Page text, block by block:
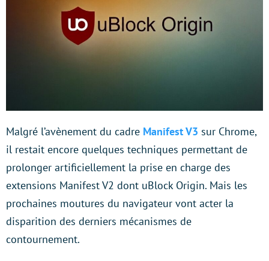
Malgré l’avènement du cadre Manifest V3 sur Chrome,
il restait encore quelques techniques permettant de
prolonger artificiellement la prise en charge des
extensions Manifest V2 dont uBlock Origin. Mais les
prochaines moutures du navigateur vont acter la
disparition des derniers mécanismes de
contournement.